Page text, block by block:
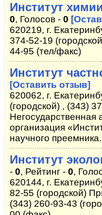
Институт
0, Голосов - 0
620219, г.
374-52-19
44-95 (тел/факс)
Институт
[Оставить отзыв]
620062, г.
(городской) , (343)
Негосударственная
организация
научного
Институт
- 0, Рейтинг - 0,
620144, г.
82-55 (городской)
(343) 260-93-43